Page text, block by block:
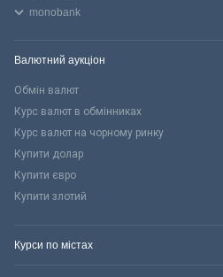
monobank
Валютний аукціон
Обмін валют
Курс валют в обмінниках
Курс валют на чорному ринку
Купити долар
Купити євро
Купити злотий
Курси по містах